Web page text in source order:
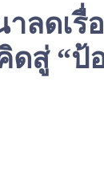
ดเรื่
สู่ “ป้